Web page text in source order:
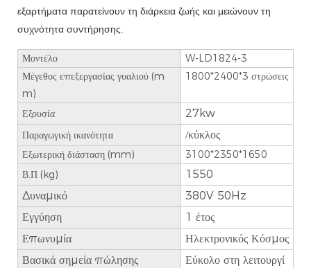
εξαρτήματα παρατείνουν τη διάρκεια ζωής και μειώνουν τη
συχνότητα συντήρησης.
Μοντέλο
W-LD1824-3
Μέγεθος επεξεργασίας γυαλιού (m
m)
1800*2400*3 στρώσεις
Εξουσία 27kw
Παραγωγική ικανότητα /κύκλος
Εξωτερική διάσταση (mm)
3100*2350*1650
Β.Π (kg)
1550
Δυναμικό
380V 50Hz
Εγγύηση
1 έτος
Επωνυμία
Ηλεκτρονικός Κόσμος
Βασικά σημεία πώλησης
Εύκολο στη λειτουργί